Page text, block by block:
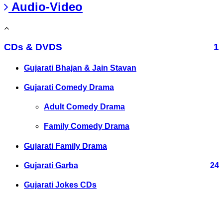
Audio-Video
CDs & DVDS 1
Gujarati Bhajan & Jain Stavan
Gujarati Comedy Drama
Adult Comedy Drama
Family Comedy Drama
Gujarati Family Drama
Gujarati Garba 24
Gujarati Jokes CDs